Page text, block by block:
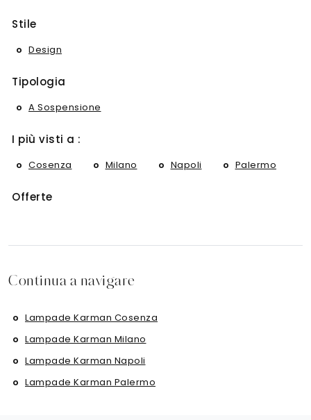
Stile
Design
Tipologia
A Sospensione
I più visti a :
Cosenza Milano Napoli Palermo
Offerte
Continua a navigare
Lampade Karman Cosenza
Lampade Karman Milano
Lampade Karman Napoli
Lampade Karman Palermo